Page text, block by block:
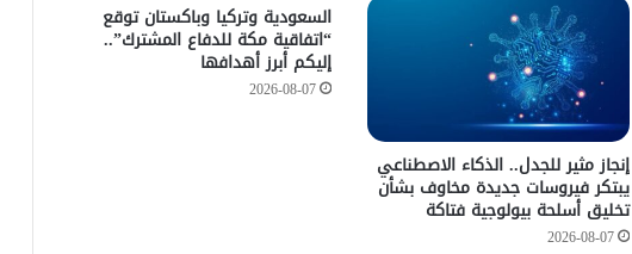
إنجاز مثير للجدل.. الذكاء الاصطناعي
يبتكر فيروسات جديدة مخاوف بشأن
تخليق أسلحة بيولوجية فتاكة
2026-08-07
السعودية وتركيا وباكستان توقع
“اتفاقية مكة للدفاع المشترك”..
إليكم أبرز أهدافها
2026-08-07